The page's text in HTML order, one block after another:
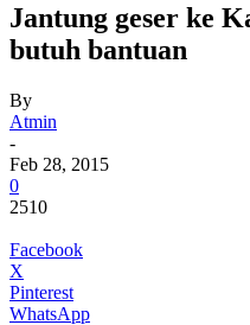
Jantung geser ke
butuh bantuan
By
Atmin
-
Feb 28, 2015
0
2510
Facebook
X
Pinterest
WhatsApp